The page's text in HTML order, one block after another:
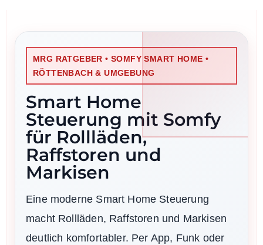
MRG RATGEBER • SOMFY SMART HOME •
RÖTTENBACH & UMGEBUNG
Smart Home
Steuerung mit Somfy
für Rollläden,
Raffstoren und
Markisen
Eine moderne Smart Home Steuerung
macht Rollläden, Raffstoren und Markisen
deutlich komfortabler. Per App, Funk oder